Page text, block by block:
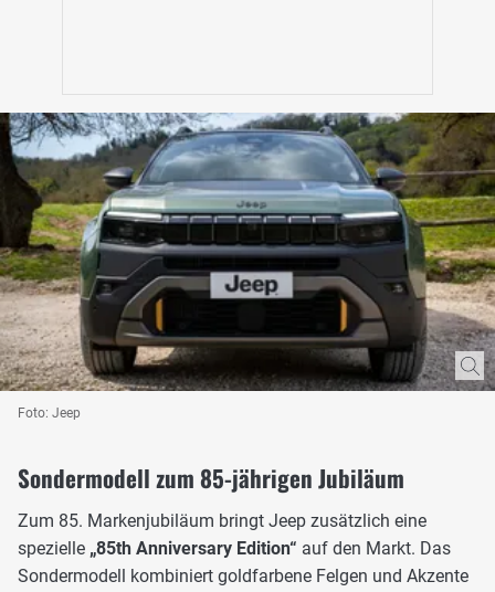
Foto: Jeep
Sondermodell zum 85-jährigen Jubiläum
Zum 85. Markenjubiläum bringt Jeep zusätzlich eine
spezielle „85th Anniversary Edition“ auf den Markt. Das
Sondermodell kombiniert goldfarbene Felgen und Akzente